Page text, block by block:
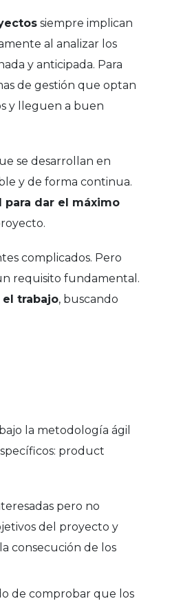
siempre implican
al analizar los
y anticipada. Para
de gestión que optan
y lleguen a buen
se desarrollan en
y de forma continua.
dar el máximo
complicados. Pero
requisito fundamental.
trabajo, buscando
la metodología ágil
product
pero no
del proyecto y
consecución de los
de comprobar que los